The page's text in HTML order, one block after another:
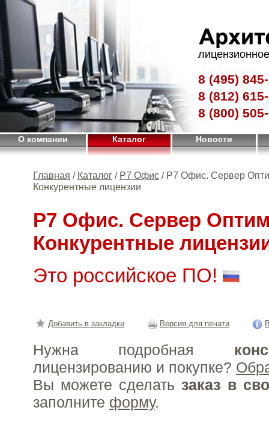
8 (495)
8 (812)
8 (800)
О компании Каталог Новости
Главная / Каталог / Р7 Офис / Р7 Офис. Сервер
Конкурентные лицензии
Р7 Офис. Сервер
Конкурентные
Это российское ПО!
Добавить в закладки Версия для печати
Нужна подробная
лицензированию и покупке?
Вы можете сделать заказ в
заполните форму.